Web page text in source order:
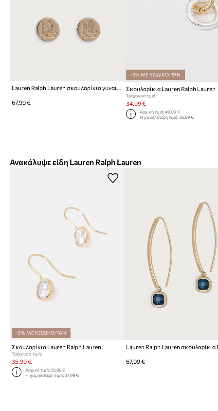
Lauren Ralph Lauren σκουλαρίκια γυναικεία μεταλλικά 2-pack
67,99 €
-5% ΜΕ ΚΩΔΙΚΟ: TAN
Σκουλαρίκια Lauren Ralph Lauren
Τρέχουσα τιμή:
34,99 €
Αρχική τιμή: 49,90 €
Η χαμηλότερη τιμή: 36,99 €
Ανακάλυψε είδη Lauren Ralph Lauren
-5% ΜΕ ΚΩΔΙΚΟ: TAN
Σκουλαρίκια Lauren Ralph Lauren
Τρέχουσα τιμή:
35,99 €
Αρχική τιμή:58,99 €
Η χαμηλότερη τιμή:37,99 €
67,99 €